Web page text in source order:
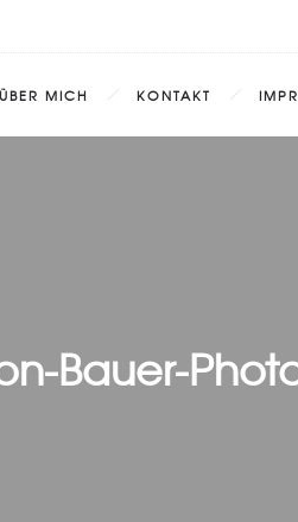
ÜBER MICH KONTAKT
Bauer-